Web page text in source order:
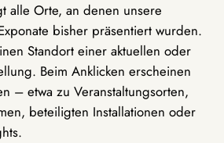
alle Orte, an denen unsere
bisher präsentiert wurden.
Standort einer aktuellen oder
Beim Anklicken erscheinen
– etwa zu Veranstaltungsorten,
beteiligten Installationen oder